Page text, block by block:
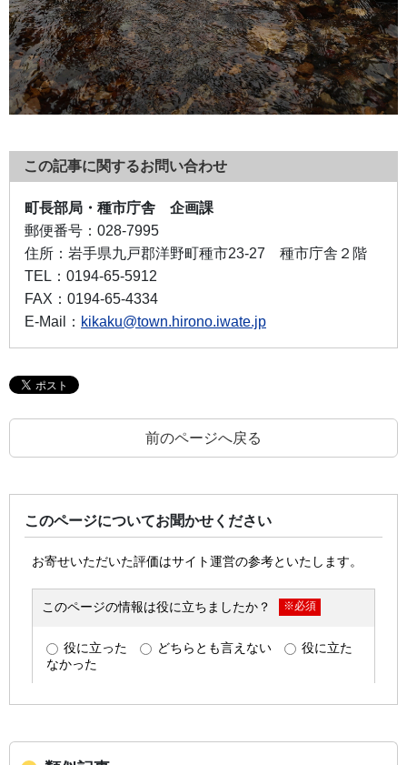
この記事に関するお問い合わせ
町長部局・種市庁舎 企画課
郵便番号： 028-7995
住所： 岩手県九戸郡洋野町種市23-27 種市庁舎２階
TEL： 0194-65-5912
FAX： 0194-65-4334
E-Mail： kikaku@town.hirono.iwate.jp
前のページへ戻る
このページについてお聞かせください